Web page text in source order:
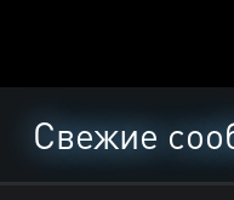
Свежие